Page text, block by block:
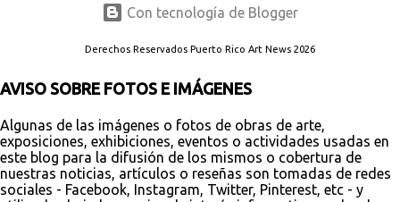
Con tecnología de Blogger
Derechos Reservados Puerto Rico Art News 2026
AVISO SOBRE FOTOS E IMÁGENES
Algunas de las imágenes o fotos de obras de arte,
exposiciones, exhibiciones, eventos o actividades usadas en
este blog para la difusión de los mismos o cobertura de
nuestras noticias, artículos o reseñas son tomadas de redes
sociales - Facebook, Instagram, Twitter, Pinterest, etc - y